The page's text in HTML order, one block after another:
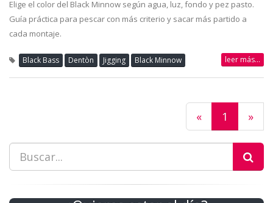
Elige el color del Black Minnow según agua, luz, fondo y pez pasto.
Guía práctica para pescar con más criterio y sacar más partido a
cada montaje.
Black Bass Dentòn Jigging Black Minnow leer más...
« 1 »